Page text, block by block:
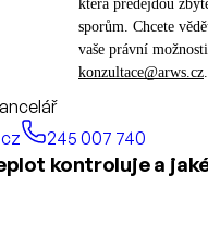
která předejdou
sporům. Chcete
vaše právní
konzultace@arws.cz
245 007 740
kontroluje a